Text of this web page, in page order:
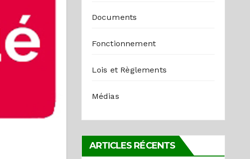
Documents
Fonctionnement
Lois et Règlements
Médias
ARTICLES RÉCENTS